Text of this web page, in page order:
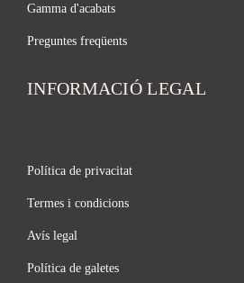
Gamma d'acabats
Preguntes freqüents
INFORMACIÓ LEGAL
Política de privacitat
Termes i condicions
Avís legal
Política de galetes